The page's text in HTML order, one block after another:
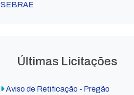
SEBRAE
Últimas Licitações
Aviso de Retificação - Pregão